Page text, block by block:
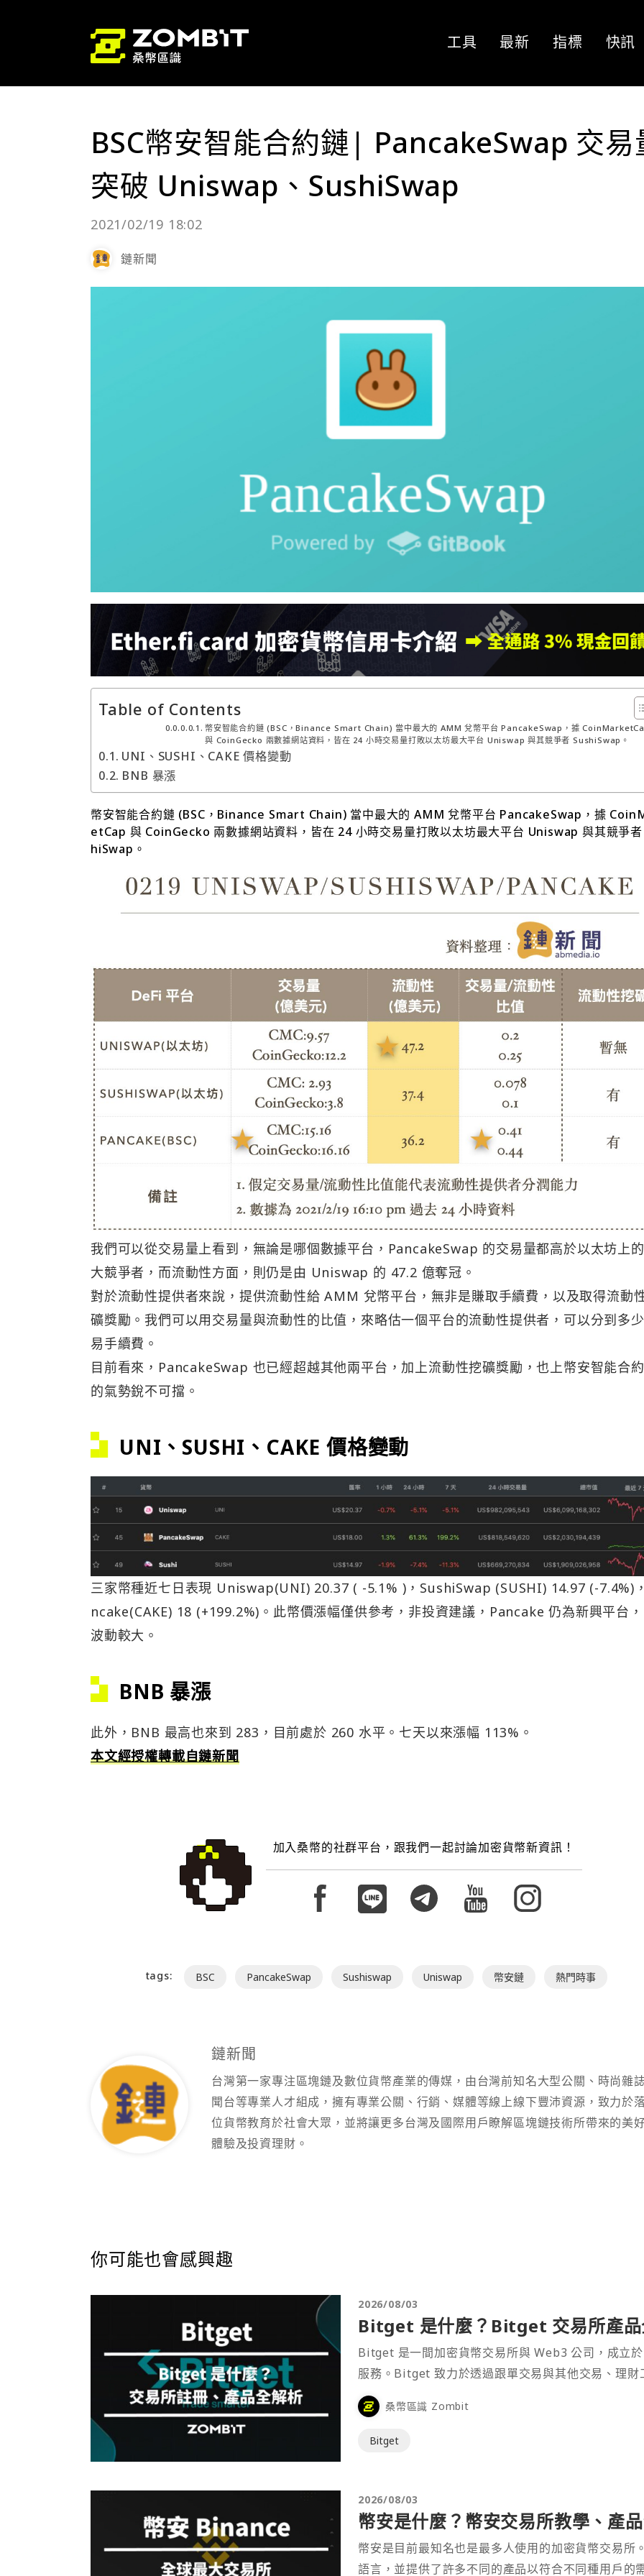
工具 最新 指標 快訊
BSC幣安智能合約鏈| PancakeSwap 交易
突破 Uniswap、SushiSwap
2021/02/19 18:02
鏈新聞
Table of Contents
幣安智能合約鏈 (BSC，Binance Smart Chain) 當中最大的 AMM 兌幣平台 PancakeSwap，據
與 CoinGecko 兩數據網站資料，皆在 24 小時交易量打敗以太坊最大平台 Uniswap 與其競爭者 SushiSwap。
UNI、SUSHI、CAKE 價格變動
BNB 暴漲
幣安智能合約鏈 (BSC，Binance Smart Chain) 當中最大的 AMM 兌幣平台 PancakeSwap，據
etCap 與 CoinGecko 兩數據網站資料，皆在 24 小時交易量打敗以太坊最大平台 Uniswap 與其競爭
hiSwap。
我們可以從交易量上看到，無論是哪個數據平台，PancakeSwap 的交易量都高於以太坊上
大競爭者，而流動性方面，則仍是由 Uniswap 的 47.2 億奪冠。
對於流動性提供者來說，提供流動性給 AMM 兌幣平台，無非是賺取手續費，以及取得流動
礦獎勵。我們可以用交易量與流動性的比值，來略估一個平台的流動性提供者，可以分到多
易手續費。
目前看來，PancakeSwap 也已經超越其他兩平台，加上流動性挖礦獎勵，也上幣安智能合
的氣勢銳不可擋。
UNI、SUSHI、CAKE 價格變動
三家幣種近七日表現 Uniswap(UNI) 20.37 ( -5.1% )，SushiSwap (SUSHI) 14.97 (-7.4%)
ncake(CAKE) 18 (+199.2%)。此幣價漲幅僅供參考，非投資建議，Pancake 仍為新興平台
波動較大。
BNB 暴漲
此外，BNB 最高也來到 283，目前處於 260 水平。七天以來漲幅 113%。
本文經授權轉載自鏈新聞
加入桑幣的社群平台，跟我們一起討論加密貨幣新資訊！
tags: BSC PancakeSwap Sushiswap Uniswap 幣安鏈 熱門時事
鏈新聞
台灣第一家專注區塊鏈及數位貨幣產業的傳媒，由台灣前知名大型公關、時尚雜
聞台等專業人才組成，擁有專業公關、行銷、媒體等線上線下豐沛資源，致力於
位貨幣教育於社會大眾，並將讓更多台灣及國際用戶瞭解區塊鏈技術所帶來的美
體驗及投資理財。
你可能也會感興趣
2026/08/03
Bitget 是什麼？Bitget 交易所產品
Bitget 是一間加密貨幣交易所與 Web3 公司，成立
服務。Bitget 致力於透過跟單交易與其他交易、理
桑幣區識 Zombit
Bitget
2026/08/03
幣安是什麼？幣安交易所教學、產
幣安是目前最知名也是最多人使用的加密貨幣交易
語言，並提供了許多不同的產品以符合不同種用戶的